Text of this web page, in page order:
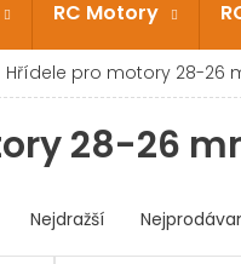
RC Motory
Hřídele pro motory 28-26
28-26
Nejdražší